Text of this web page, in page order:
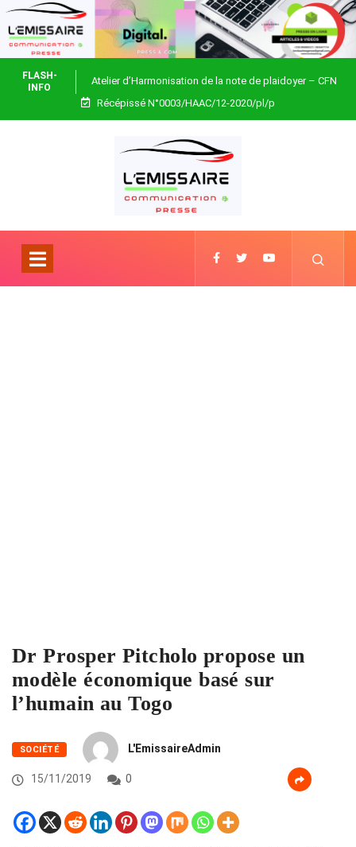
FLASH-
INFO
Atelier d’Harmonisation de la note de plaidoyer – CFN
Togo
Récépissé N°0003/HAAC/12-2020/pl/p
Dr Prosper Pitcholo propose un
modèle économique basé sur
l’humain au Togo
SOCIÉTÉ L'EmissaireAdmin
15/11/2019 0